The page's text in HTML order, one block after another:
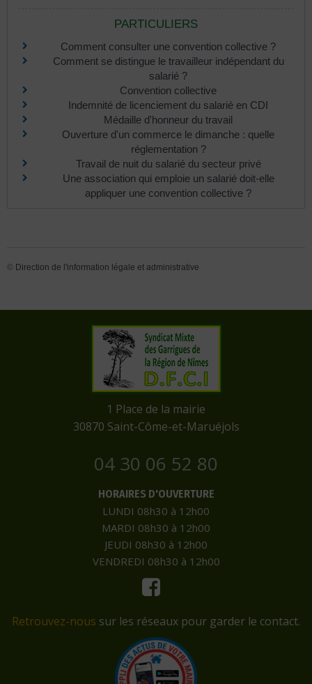
PARTICULIERS
Comment consulter une convention collective ?
Comment se distingue le travailleur indépendant du
salarié ?
Convention collective
Indemnité de licenciement du salarié en CDI
Médaille d'honneur du travail
Ouverture d'un commerce le dimanche : quelle
réglementation ?
Travail de nuit du salarié du secteur privé
Une association qui emploie un salarié doit-elle
appliquer une convention collective ?
© Direction de l'information légale et administrative
​1 Place de la mairie
​30870 Saint-Côme-et-Maruéjols
04 30 06 52 80
HORAIRES D'OUVERTURE
LUNDI 08h30 à 12h00
MARDI 08h30 à 12h00
JEUDI 08h30 à 12h00
VENDREDI 08h30 à 12h00
Retrouvez-nous sur les réseaux pour garder le contact.